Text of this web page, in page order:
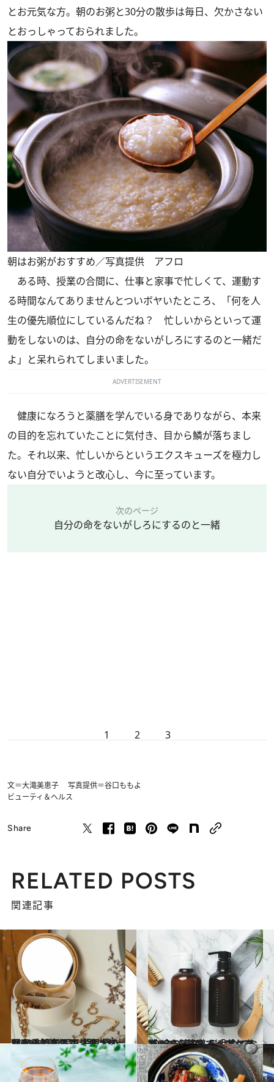
とお元気な方。朝のお粥と30分の散歩は毎日、欠かさない
とおっしゃっておられました。
朝はお粥がおすすめ／写真提供 アフロ
ある時、授業の合間に、仕事と家事で忙しくて、運動す
る時間なんてありませんとついボヤいたところ、「何を人
生の優先順位にしているんだね？ 忙しいからといって運
動をしないのは、自分の命をないがしろにするのと一緒だ
よ」と呆れられてしまいました。
ADVERTISEMENT
健康になろうと薬膳を学んでいる身でありながら、本来
の目的を忘れていたことに気付き、目から鱗が落ちまし
た。それ以来、忙しいからというエクスキューズを極力し
ない自分でいようと改心し、今に至っています。
次のページ
自分の命をないがしろにするのと一緒
1 2 3
文＝大滝美恵子 写真提供＝谷口ももよ
ビューティ＆ヘルス
Share
RELATED POSTS
関連記事
2023.11.20
【#12を読む】「鏡はあなたの診断医です」 見た目を重視する東洋医学の秘密
ビューティ＆ヘルス 2023.11.18
【#7を読む】髪は命でなく“余りもの”。「血」を補って、薬膳でヘアケアを！
ビューティ＆ヘルス